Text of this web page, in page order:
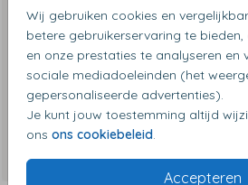
Wij gebruiken cookies en
betere gebruikerservaring te
en onze prestaties te analyseren en
sociale mediadoeleinden (het
gepersonaliseerde advertenties).
Je kunt jouw toestemming altijd
ons ons cookiebeleid
Accepteren